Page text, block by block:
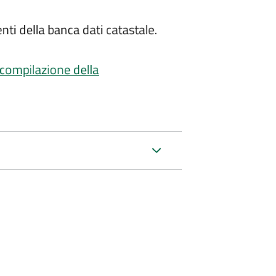
della banca dati catastale.
della